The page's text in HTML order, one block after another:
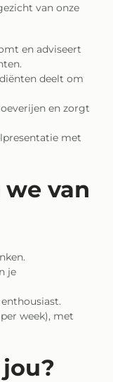
van onze
en adviseert
deelt om
en zorgt
met
van
je
week), met